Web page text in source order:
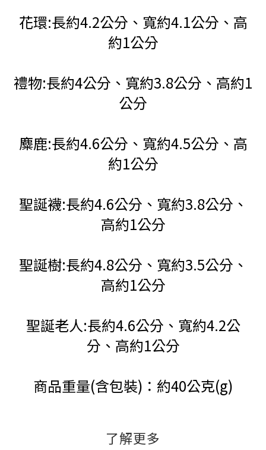
花環:長約4.2公分、寬約4.1公分、高
約1公分
禮物:長約4公分、寬約3.8公分、高約1
公分
麋鹿:長約4.6公分、寬約4.5公分、高
約1公分
聖誕襪:長約4.6公分、寬約3.8公分、
高約1公分
聖誕樹:長約4.8公分、寬約3.5公分、
高約1公分
聖誕老人:長約4.6公分、寬約4.2公
分、高約1公分
商品重量(含包裝)：約40公克(g)
了解更多